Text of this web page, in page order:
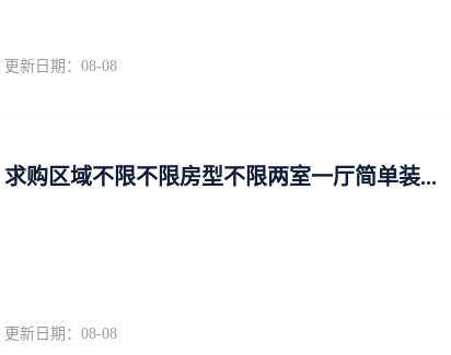
更新日期：08-08
求购区域不限不限房型不限两室一厅简单装...
更新日期：08-08